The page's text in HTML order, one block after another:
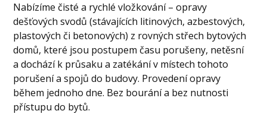
Nabízíme čisté a rychlé vložkování – opravy
dešťových svodů (stávajících litinových, azbestových,
plastových či betonových) z rovných střech bytových
domů, které jsou postupem času porušeny, netěsní
a dochází k průsaku a zatékání v místech tohoto
porušení a spojů do budovy. Provedení opravy
během jednoho dne. Bez bourání a bez nutnosti
přístupu do bytů.